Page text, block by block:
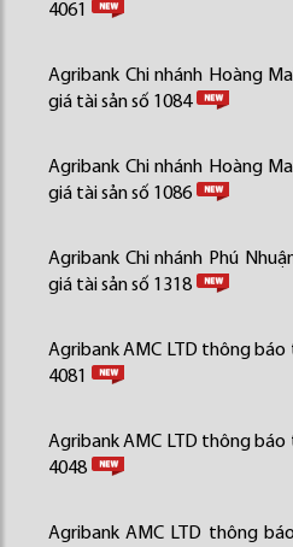
4061
Agribank Chi nhánh Hoàng
giá tài sản số 1084
Agribank Chi nhánh Hoàng
giá tài sản số 1086
Agribank Chi nhánh Phú
giá tài sản số 1318
Agribank AMC LTD thông báo
4081
Agribank AMC LTD thông báo
4048
Agribank AMC LTD thông